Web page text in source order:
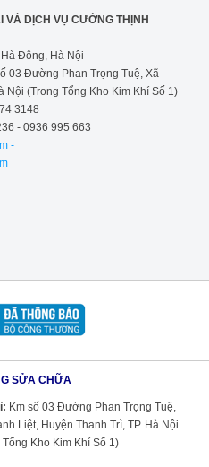
VÀ DỊCH VỤ CƯỜNG THỊNH
Đông, Hà Nội
03 Đường Phan Trọng Tuệ, Xã
Nội (Trong Tổng Kho Kim Khí Số 1)
3148
- 0936 995 663
-
SỬA CHỮA
Km số 03 Đường Phan Trọng Tuệ,
Liệt, Huyện Thanh Trì, TP. Hà Nội
Tổng Kho Kim Khí Số 1)